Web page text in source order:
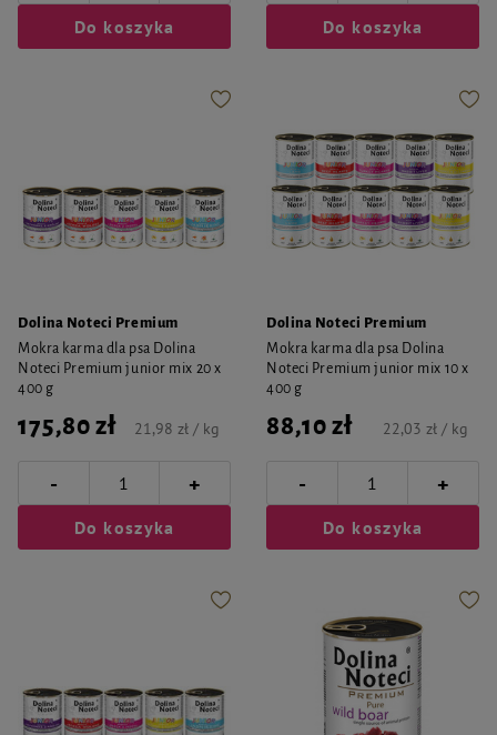
Do koszyka Do koszyka
Dolina Noteci Premium
Mokra karma dla psa Dolina
Noteci Premium junior mix 20 x
400 g
175,80 zł 21,98 zł / kg
- +
Do koszyka
Dolina Noteci Premium
Mokra karma dla psa Dolina
Noteci Premium junior mix 10 x
400 g
88,10 zł 22,03 zł / kg
- +
Do koszyka